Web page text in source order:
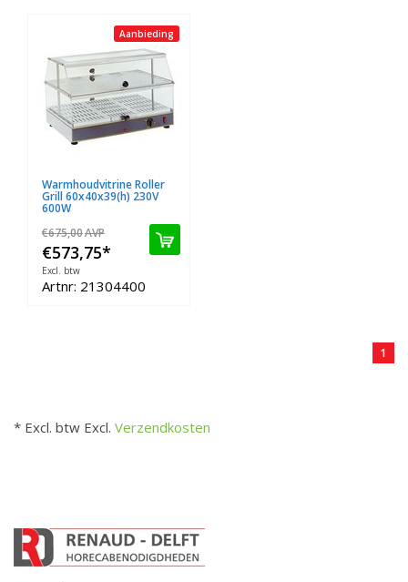
Aanbieding
Warmhoudvitrine Roller
Grill 60x40x39(h) 230V
600W
€675,00AVP
€573,75*
Excl. btw
Artnr: 21304400
1
* Excl. btw Excl. Verzendkosten